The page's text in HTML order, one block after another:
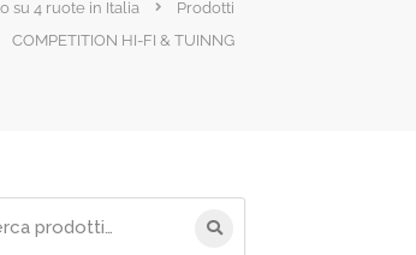
su 4 ruote in Italia
Prodotti
COMPETITION HI-FI & TUINNG